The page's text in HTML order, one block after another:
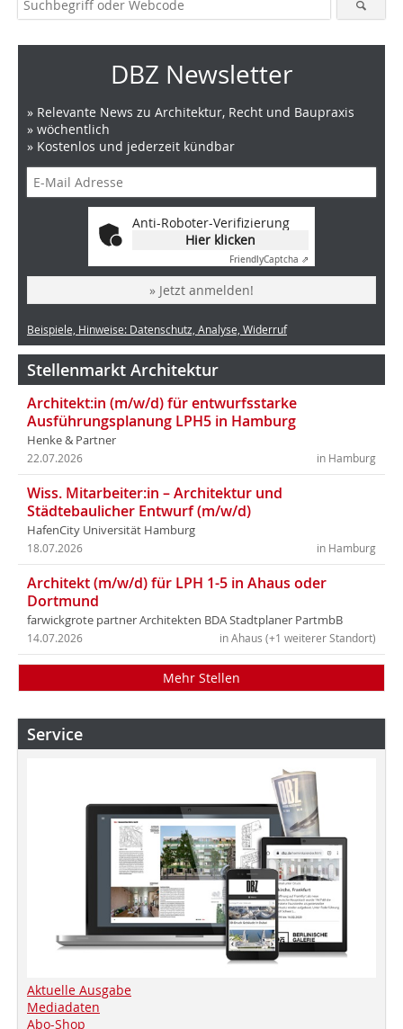
DBZ Newsletter
» Relevante News zu Architektur, Recht und Baupraxis
» wöchentlich
» Kostenlos und jederzeit kündbar
Anti-Roboter-Verifizierung
Hier klicken
FriendlyCaptcha ⇗
» Jetzt anmelden!
Beispiele, Hinweise: Datenschutz, Analyse, Widerruf
Stellenmarkt Architektur
Architekt:in (m/w/d) für entwurfsstarke
Ausführungsplanung LPH5 in Hamburg
Henke & Partner
in Hamburg
22.07.2026
Wiss. Mitarbeiter:in – Architektur und
Städtebaulicher Entwurf (m/w/d)
HafenCity Universität Hamburg
in Hamburg
18.07.2026
Architekt (m/w/d) für LPH 1-5 in Ahaus oder
Dortmund
farwickgrote partner Architekten BDA Stadtplaner PartmbB
in Ahaus (+1 weiterer Standort)
14.07.2026
Mehr Stellen
Service
Aktuelle Ausgabe
Mediadaten
Abo-Shop